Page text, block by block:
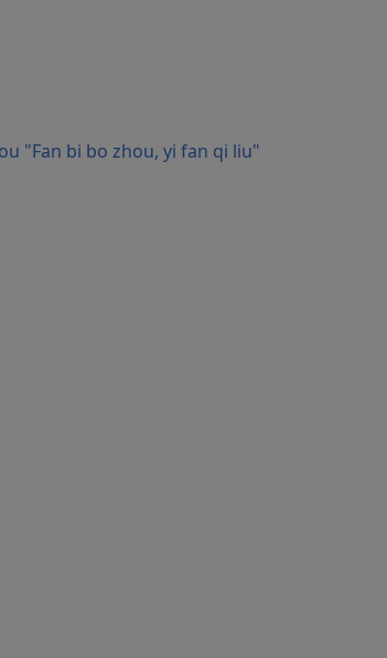
"Fan bi bo zhou, yi fan qi liu"